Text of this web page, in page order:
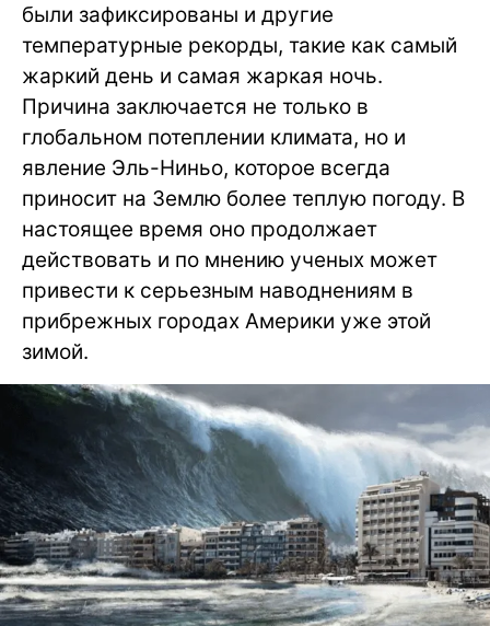
были зафиксированы и другие
температурные рекорды, такие как самый
жаркий день и самая жаркая ночь.
Причина заключается не только в
глобальном потеплении климата, но и
явление Эль-Ниньо, которое всегда
приносит на Землю более теплую погоду. В
настоящее время оно продолжает
действовать и по мнению ученых может
привести к серьезным наводнениям в
прибрежных городах Америки уже этой
зимой.